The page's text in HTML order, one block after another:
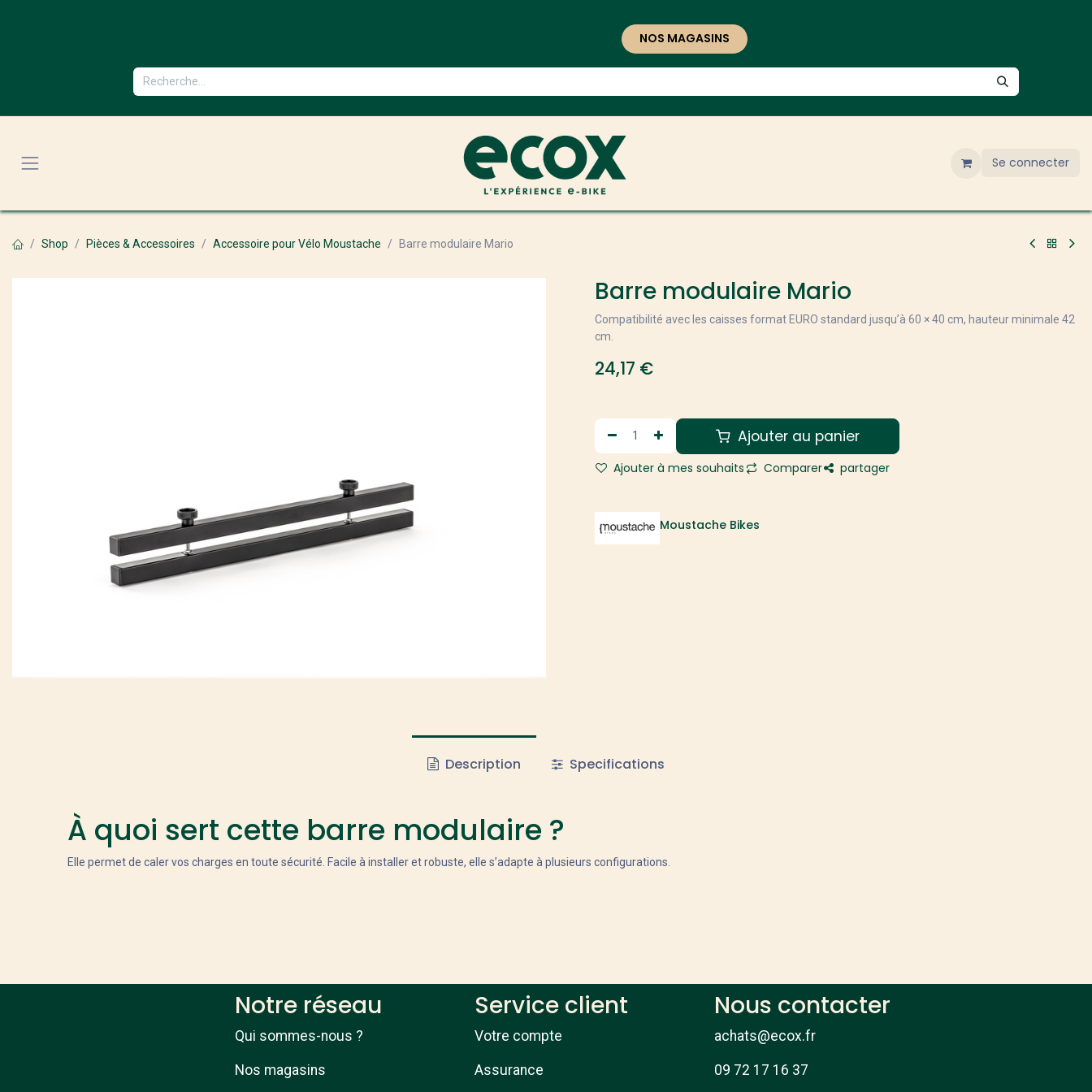
NOS MAGASINS
Se connecter
Shop Pièces & Accessoires Accessoire pour Vélo Moustache Barre modulaire Mario
Barre modulaire Mario
Compatibilité avec les caisses format EURO standard jusqu’à 60 × 40 cm, hauteur minimale 42
cm.
24,17 €
Ajouter au panier
Ajouter à mes souhaits Comparer partager
Moustache Bikes
Description Specifications
À quoi sert cette barre modulaire ?
Elle permet de caler vos charges en toute sécurité. Facile à installer et robuste, elle s’adapte à plusieurs configurations.
Nous contacter
achats@ecox.fr
09 72 17 16 37
Service client
Votre compte
Assurance
Notre réseau
Qui sommes-nous ?
Nos magasins